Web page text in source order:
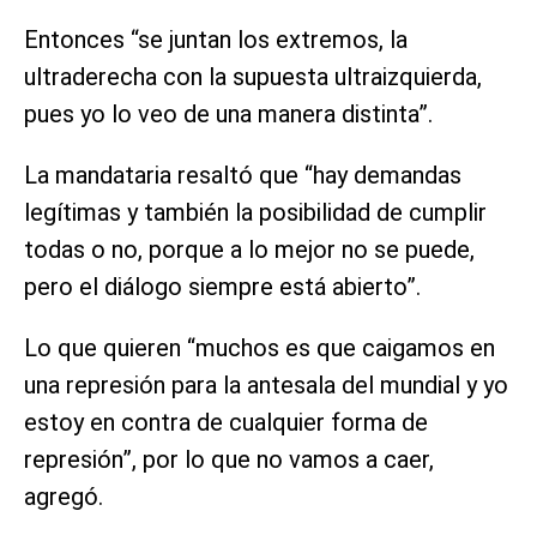
Entonces “se juntan los extremos, la
ultraderecha con la supuesta ultraizquierda,
pues yo lo veo de una manera distinta”.
La mandataria resaltó que “hay demandas
legítimas y también la posibilidad de cumplir
todas o no, porque a lo mejor no se puede,
pero el diálogo siempre está abierto”.
Lo que quieren “muchos es que caigamos en
una represión para la antesala del mundial y yo
estoy en contra de cualquier forma de
represión”, por lo que no vamos a caer,
agregó.